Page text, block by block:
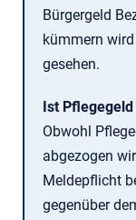
Bürgergeld
kümmern
gesehen.
Ist
Obwohl
abgezogen
Meldepflicht
gegenüber